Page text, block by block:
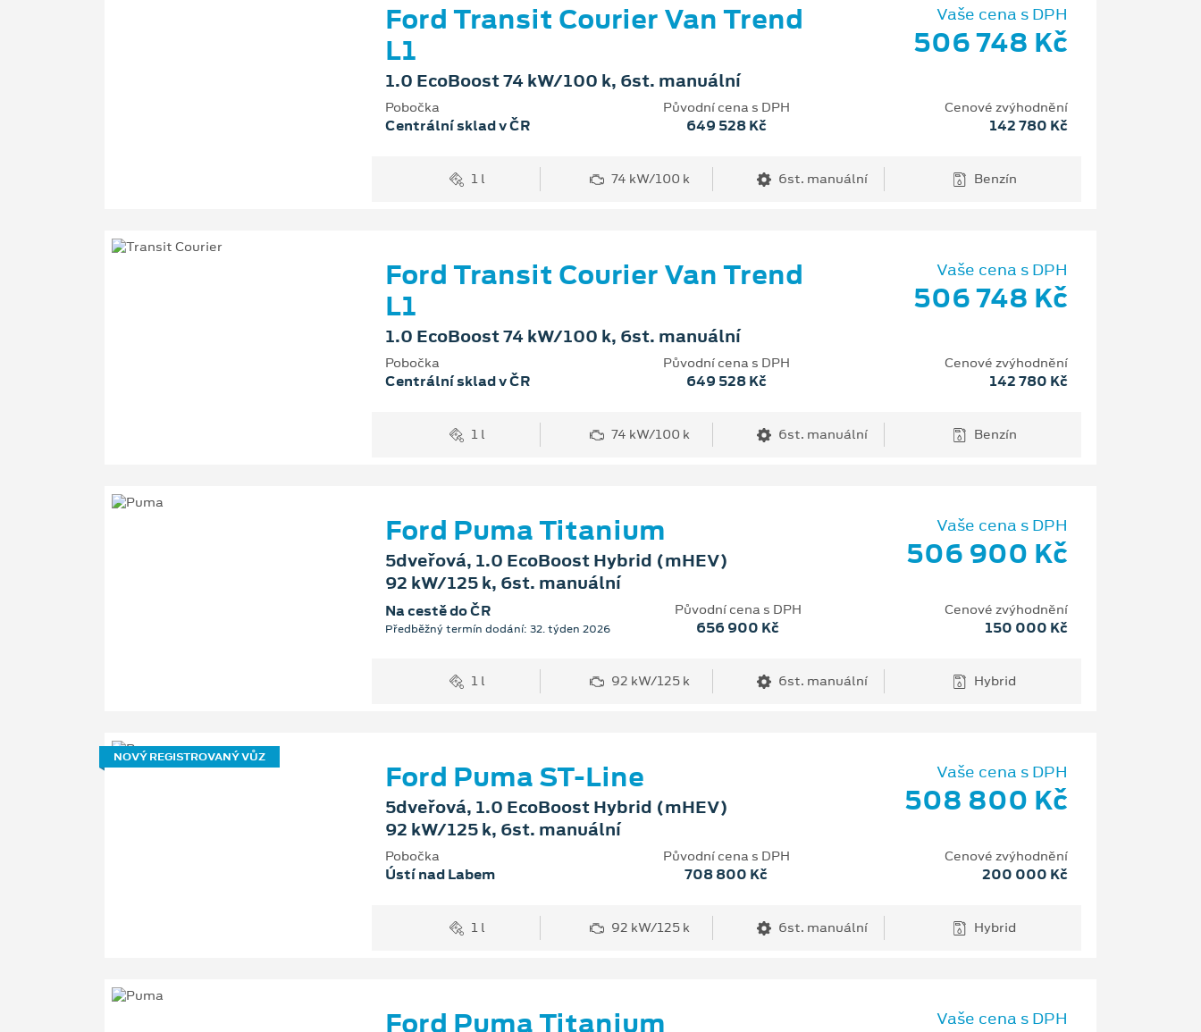
Ford Transit Courier Van Trend
L1
1.0 EcoBoost 74 kW/100 k, 6st. manuální
Vaše cena s DPH
506 748 Kč
Pobočka
Centrální sklad v ČR
Původní cena s DPH
649 528 Kč
Cenové zvýhodnění
142 780 Kč
1 l 74 kW/100 k 6st. manuální Benzín
Ford Transit Courier Van Trend
L1
1.0 EcoBoost 74 kW/100 k, 6st. manuální
Vaše cena s DPH
506 748 Kč
Pobočka
Centrální sklad v ČR
Původní cena s DPH
649 528 Kč
Cenové zvýhodnění
142 780 Kč
1 l 74 kW/100 k 6st. manuální Benzín
Ford Puma Titanium
5dveřová, 1.0 EcoBoost Hybrid (mHEV)
92 kW/125 k, 6st. manuální
Vaše cena s DPH
506 900 Kč
Na cestě do ČR
Předběžný termín dodání: 32. týden 2026
Původní cena s DPH
656 900 Kč
Cenové zvýhodnění
150 000 Kč
1 l 92 kW/125 k 6st. manuální Hybrid
NOVÝ REGISTROVANÝ VŮZ
Ford Puma ST-Line
5dveřová, 1.0 EcoBoost Hybrid (mHEV)
92 kW/125 k, 6st. manuální
Vaše cena s DPH
508 800 Kč
Pobočka
Ústí nad Labem
Původní cena s DPH
708 800 Kč
Cenové zvýhodnění
200 000 Kč
1 l 92 kW/125 k 6st. manuální Hybrid
Ford Puma Titanium Vaše cena s DPH